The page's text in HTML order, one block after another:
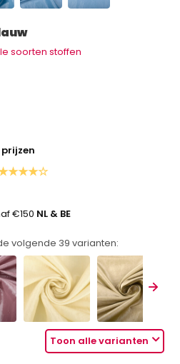
soorten stoffen
€150 NL & BE
volgende 39 varianten:
Toon alle varianten